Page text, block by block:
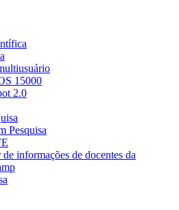
15000
2.0
Pesquisa
informações de docentes da